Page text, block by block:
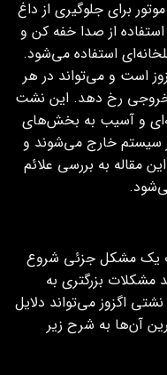
برای جلوگیری از داغ
از صدا خفه کن و
استفاده می‌شود.
است و می‌تواند در هر
خروجی رخ دهد. این نشت
و آسیب به بخش‌های
سیستم خارج می‌شوند و
مقاله به بررسی علائم
یک مشکل جزئی شروع
مشکلات بزرگتری به
اگزوز می‌تواند دلایل
آن‌ها به شرح زیر